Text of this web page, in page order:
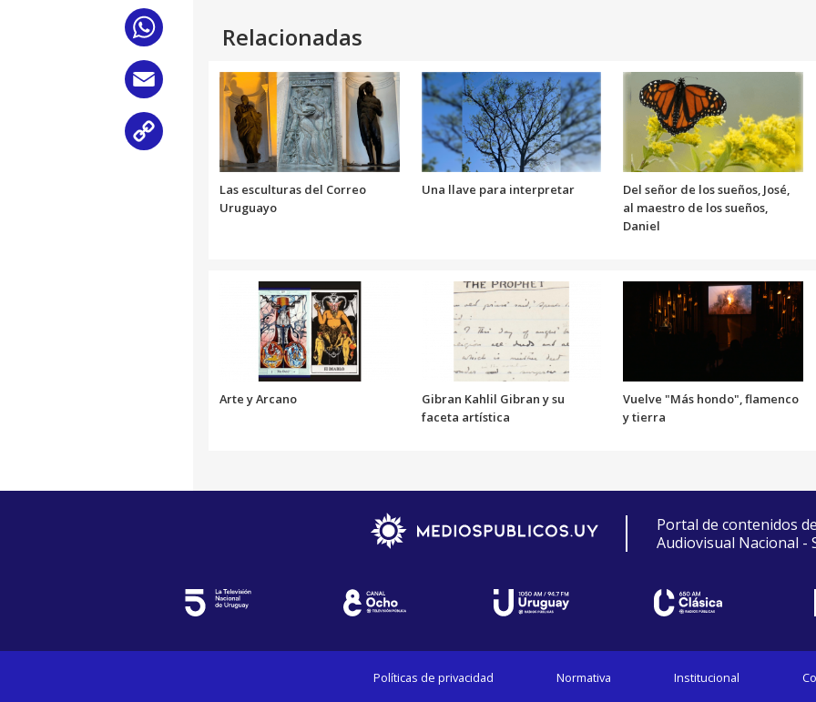
WhatsAppRelacionadas
Las esculturas del Correo
Uruguayo
Una llave para interpretar
Del señor de los sueños, José,
al maestro de los sueños,
Daniel
Arte y Arcano
Gibran Kahlil Gibran y su
faceta artística
Vuelve "Más hondo", flamenco
y tierra
Portal de contenidos
Audiovisual Nacional -
Políticas de privacidad Normativa Institucional